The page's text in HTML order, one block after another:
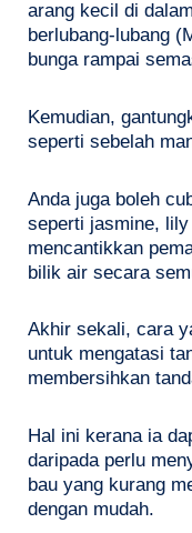
arang kecil di
berlubang-lubang
bunga rampai
Kemudian,
seperti sebelah
Anda juga boleh
seperti jasmine,
mencantikkan
bilik air secara
Akhir sekali, cara
untuk mengatasi
membersihkan
Hal ini kerana ia
daripada perlu
bau yang kurang
dengan mudah.